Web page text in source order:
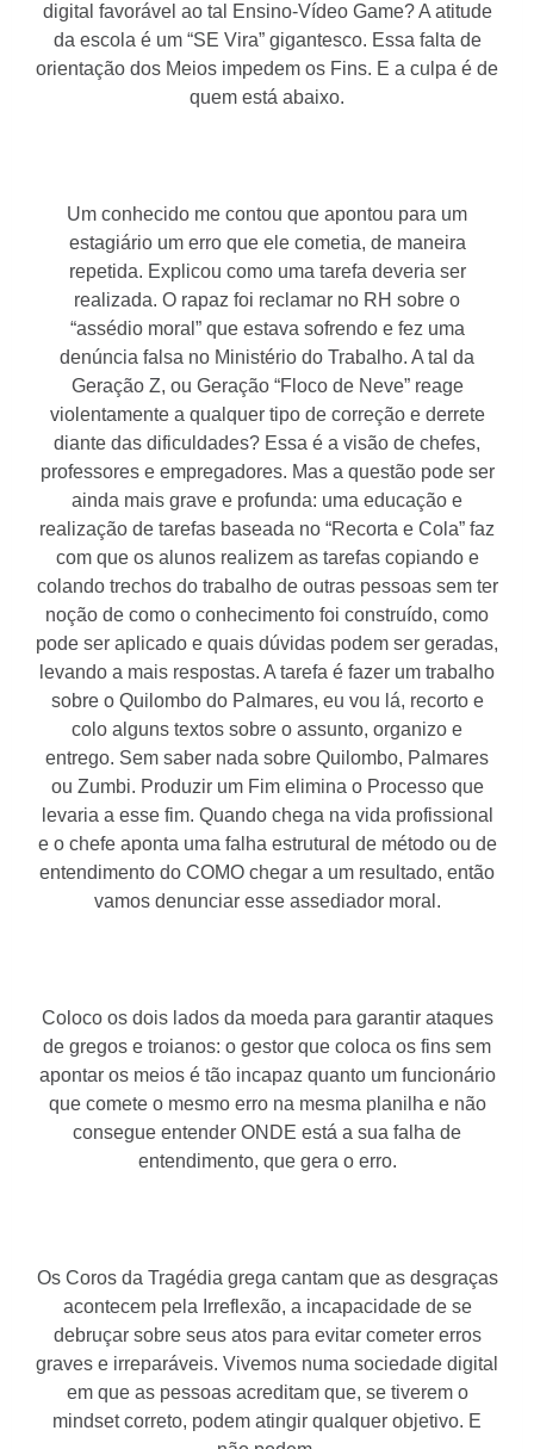
digital favorável ao tal Ensino-Vídeo Game? A atitude
da escola é um “SE Vira” gigantesco. Essa falta de
orientação dos Meios impedem os Fins. E a culpa é de
quem está abaixo.
Um conhecido me contou que apontou para um
estagiário um erro que ele cometia, de maneira
repetida. Explicou como uma tarefa deveria ser
realizada. O rapaz foi reclamar no RH sobre o
“assédio moral” que estava sofrendo e fez uma
denúncia falsa no Ministério do Trabalho. A tal da
Geração Z, ou Geração “Floco de Neve” reage
violentamente a qualquer tipo de correção e derrete
diante das dificuldades? Essa é a visão de chefes,
professores e empregadores. Mas a questão pode ser
ainda mais grave e profunda: uma educação e
realização de tarefas baseada no “Recorta e Cola” faz
com que os alunos realizem as tarefas copiando e
colando trechos do trabalho de outras pessoas sem ter
noção de como o conhecimento foi construído, como
pode ser aplicado e quais dúvidas podem ser geradas,
levando a mais respostas. A tarefa é fazer um trabalho
sobre o Quilombo do Palmares, eu vou lá, recorto e
colo alguns textos sobre o assunto, organizo e
entrego. Sem saber nada sobre Quilombo, Palmares
ou Zumbi. Produzir um Fim elimina o Processo que
levaria a esse fim. Quando chega na vida profissional
e o chefe aponta uma falha estrutural de método ou de
entendimento do COMO chegar a um resultado, então
vamos denunciar esse assediador moral.
Coloco os dois lados da moeda para garantir ataques
de gregos e troianos: o gestor que coloca os fins sem
apontar os meios é tão incapaz quanto um funcionário
que comete o mesmo erro na mesma planilha e não
consegue entender ONDE está a sua falha de
entendimento, que gera o erro.
Os Coros da Tragédia grega cantam que as desgraças
acontecem pela Irreflexão, a incapacidade de se
debruçar sobre seus atos para evitar cometer erros
graves e irreparáveis. Vivemos numa sociedade digital
em que as pessoas acreditam que, se tiverem o
mindset correto, podem atingir qualquer objetivo. E